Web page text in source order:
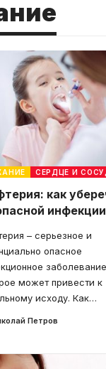
СЕРДЦЕ И
как
инфекции
– серьезное и
опасное
может привести к
исходу. Как…
Петров